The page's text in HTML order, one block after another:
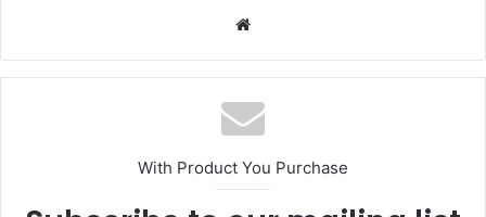
b
s
i
e
With Product You Purchase